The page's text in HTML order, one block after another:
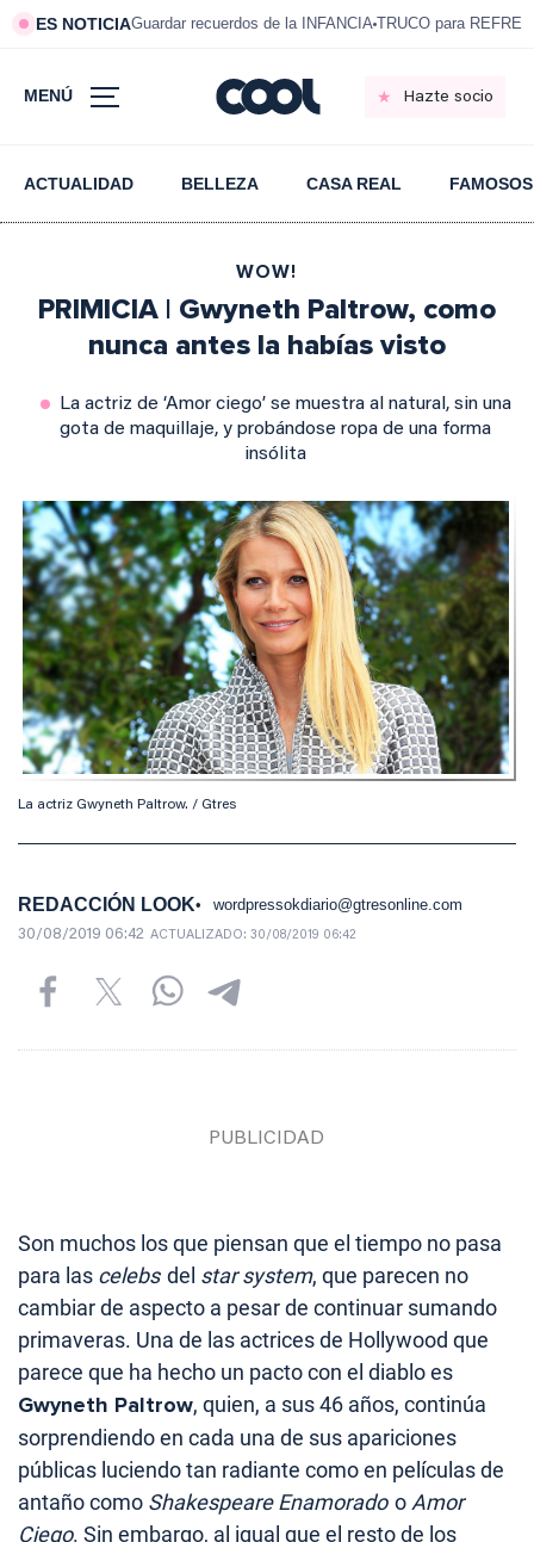
ES NOTICIAGuardar recuerdos de la INFANCIA TRUCO para
MENÚ Hazte socio
ACTUALIDAD BELLEZA CASA REAL FAMOSOS
WOW!
PRIMICIA | Gwyneth Paltrow, como
nunca antes la habías visto
La actriz de ‘Amor ciego’ se muestra al natural, sin una
gota de maquillaje, y probándose ropa de una forma
insólita
La actriz Gwyneth Paltrow. / Gtres
REDACCIÓN LOOK wordpressokdiario@gtresonline.com
30/08/2019 06:42 ACTUALIZADO: 30/08/2019 06:42
Son muchos los que piensan que el tiempo no pasa
para las celebs del star system, que parecen no
cambiar de aspecto a pesar de continuar sumando
primaveras. Una de las actrices de Hollywood que
parece que ha hecho un pacto con el diablo es
Gwyneth Paltrow, quien, a sus 46 años, continúa
sorprendiendo en cada una de sus apariciones
públicas luciendo tan radiante como en películas de
antaño como Shakespeare Enamorado oAmor
Ciego. Sin embargo, al igual que el resto de los